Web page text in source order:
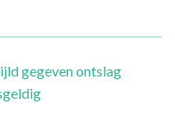
gegeven ontslag